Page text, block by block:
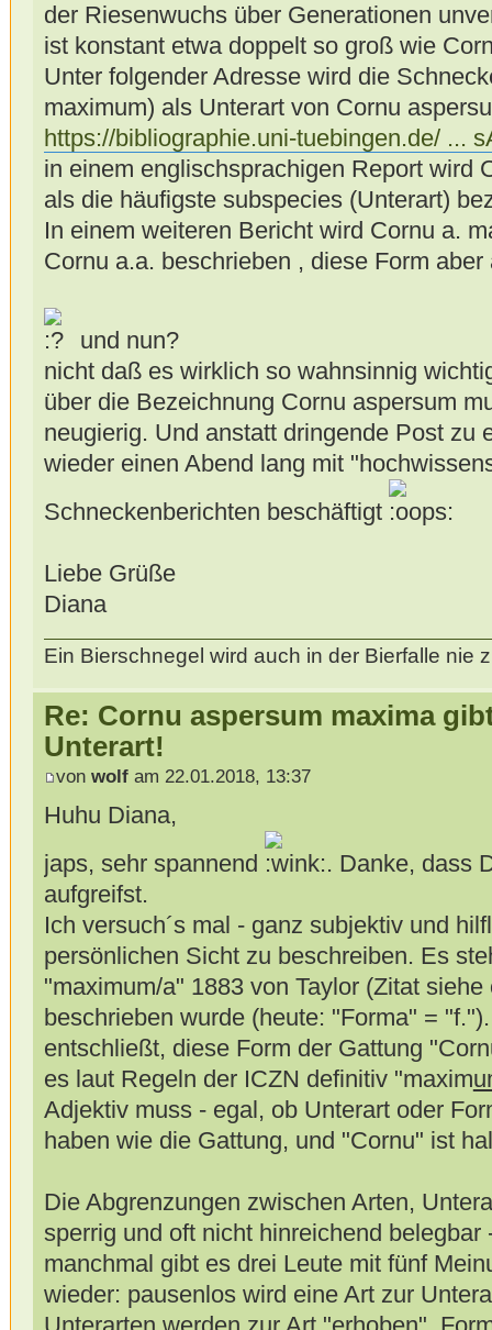
der Riesenwuchs über Generationen
ist konstant etwa doppelt so groß wie
Unter folgender Adresse wird die
maximum) als Unterart von Cornu
https://bibliographie.uni-tuebingen.de/ ...
in einem englischsprachigen Report wird
als die häufigste subspecies (Unterart)
In einem weiteren Bericht wird Cornu a.
Cornu a.a. beschrieben , diese Form
und nun?
nicht daß es wirklich so wahnsinnig
über die Bezeichnung Cornu aspersum
neugierig. Und anstatt dringende Post zu
wieder einen Abend lang mit
Schneckenberichten beschäftigt
Liebe Grüße
Diana
Ein Bierschnegel wird auch in der Bierfalle nie
Re: Cornu aspersum maxima
Unterart!
von wolfam 22.01.2018, 13:37
Huhu Diana,
japs, sehr spannend
. Danke, dass
aufgreifst.
Ich versuch´s mal - ganz subjektiv und
persönlichen Sicht zu beschreiben. Es
"maximum/a" 1883 von Taylor (Zitat
beschrieben wurde (heute: "Forma" =
entschließt, diese Form der Gattung
es laut Regeln der ICZN definitiv "maxim
Adjektiv muss - egal, ob Unterart oder
haben wie die Gattung, und "Cornu" ist
Die Abgrenzungen zwischen Arten,
sperrig und oft nicht hinreichend
manchmal gibt es drei Leute mit fünf
wieder: pausenlos wird eine Art zur